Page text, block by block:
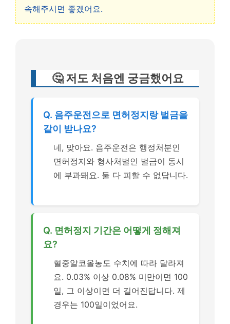
속해주시면 좋겠어요.
🤔 저도 처음엔 궁금했어요
Q. 음주운전으로 면허정지랑 벌금을
같이 받나요?
네, 맞아요. 음주운전은 행정처분인
면허정지와 형사처벌인 벌금이 동시
에 부과돼요. 둘 다 피할 수 없답니다.
Q. 면허정지 기간은 어떻게 정해져
요?
혈중알코올농도 수치에 따라 달라져
요. 0.03% 이상 0.08% 미만이면 100
일, 그 이상이면 더 길어진답니다. 제
경우는 100일이었어요.